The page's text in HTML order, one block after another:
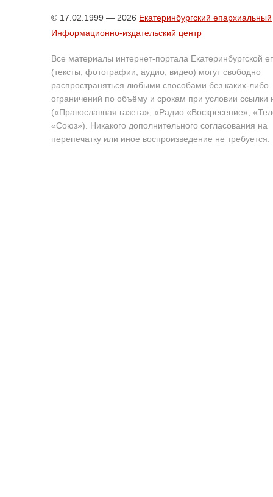
© 17.02.1999 — 2026 Екатеринбургский епархиальный
Информационно-издательский центр
Все материалы интернет-портала Екатеринбургской
(тексты, фотографии, аудио, видео) могут свободно
распространяться любыми способами без каких-либо
ограничений по объёму и срокам при условии ссылки
(«Православная газета», «Радио «Воскресение»,
«Союз»). Никакого дополнительного согласования на
перепечатку или иное воспроизведение не требуется.